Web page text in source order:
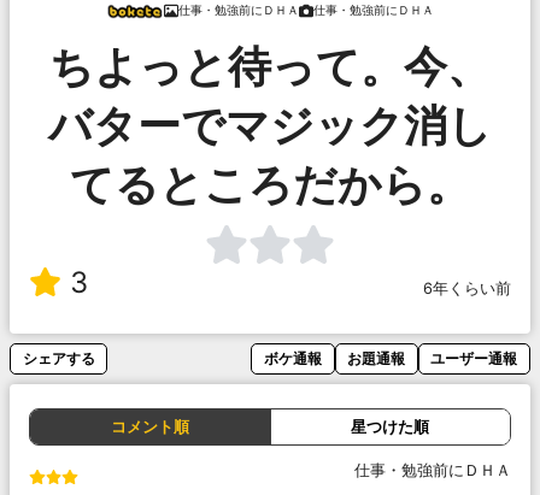
仕事・勉強前にＤＨＡ 仕事・勉強前にＤＨＡ
ちよっと待って。今、
バターでマジック消し
てるところだから。
3 6年くらい前
シェアする ボケ通報 お題通報 ユーザー通報
コメント順 星つけた順
仕事・勉強前にＤＨＡ